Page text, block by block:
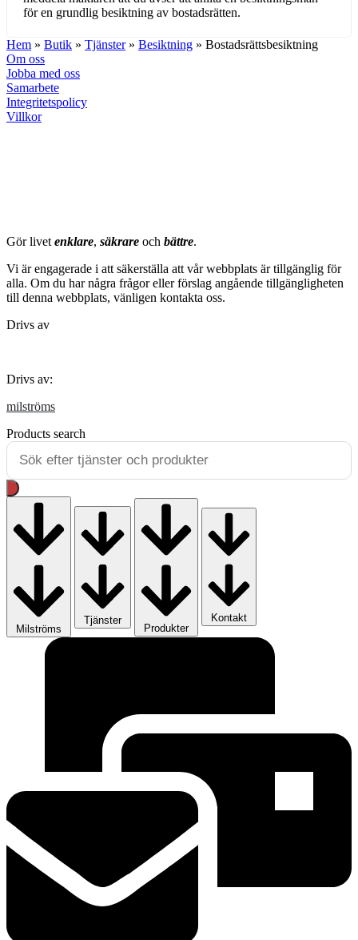
för en grundlig besiktning av bostadsrätten.
Hem » Butik » Tjänster » Besiktning » Bostadsrättsbesiktning
Om oss
Jobba med oss
Samarbete
Integritetspolicy
Villkor
Gör livetenklare, säkrare och bättre.
Vi är engagerade i att säkerställa att vår webbplats är tillgänglig för
alla. Om du har några frågor eller förslag angående tillgängligheten
till denna webbplats, vänligen kontakta oss.
Drivs av
Drivs av:
milströms
Products search
Milströms
Tjänster
Produkter
Kontakt